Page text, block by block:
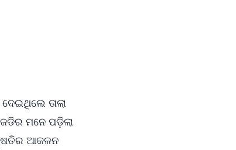
ତାଲା
ମନେ ପଡ଼ିଲା
ଆକଳନ